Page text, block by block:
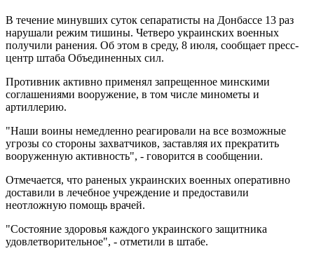
В течение минувших суток сепаратисты на Донбассе 13 раз
нарушали режим тишины. Четверо украинских военных
получили ранения. Об этом в среду, 8 июля, сообщает пресс-
центр штаба Объединенных сил.
Противник активно применял запрещенное минскими
соглашениями вооружение, в том числе минометы и
артиллерию.
"Наши воины немедленно реагировали на все возможные
угрозы со стороны захватчиков, заставляя их прекратить
вооруженную активность", - говорится в сообщении.
Отмечается, что раненых украинских военных оперативно
доставили в лечебное учреждение и предоставили
неотложную помощь врачей.
"Состояние здоровья каждого украинского защитника
удовлетворительное", - отметили в штабе.